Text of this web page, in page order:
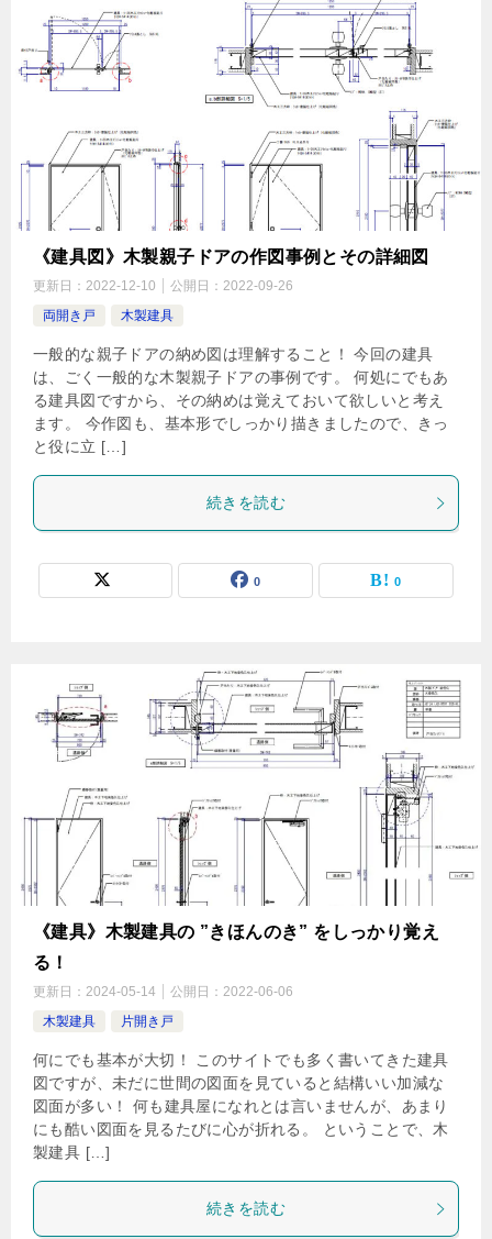
《建具図》木製親子ドアの作図事例とその詳細図
更新日： 2022-12-10 公開日： 2022-09-26
両開き戸
木製建具
一般的な親子ドアの納め図は理解すること！ 今回の建具
は、ごく一般的な木製親子ドアの事例です。 何処にでもあ
る建具図ですから、その納めは覚えておいて欲しいと考え
ます。 今作図も、基本形でしっかり描きましたので、きっ
と役に立 […]
続きを読む
0 0
《建具》木製建具の ”きほんのき” をしっかり覚え
る！
更新日： 2024-05-14 公開日： 2022-06-06
木製建具
片開き戸
何にでも基本が大切！ このサイトでも多く書いてきた建具
図ですが、未だに世間の図面を見ていると結構いい加減な
図面が多い！ 何も建具屋になれとは言いませんが、あまり
にも酷い図面を見るたびに心が折れる。 ということで、木
製建具 […]
続きを読む